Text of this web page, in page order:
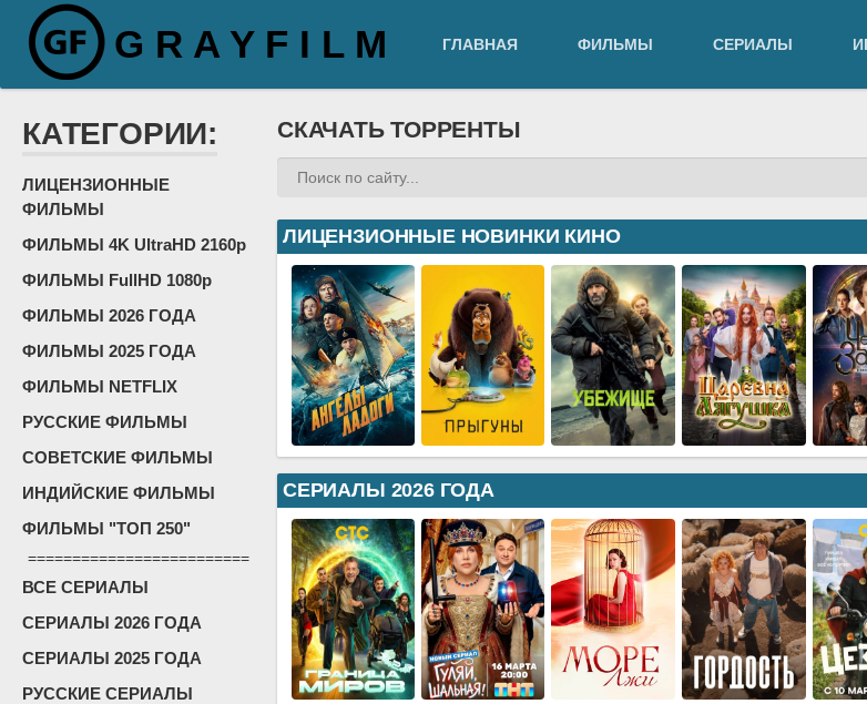
G R A Y F I L M ГЛАВНАЯ ФИЛЬМЫ СЕРИАЛЫ
КАТЕГОРИИ:
ЛИЦЕНЗИОННЫЕ
ФИЛЬМЫ
ФИЛЬМЫ 4K UltraHD 2160p
ФИЛЬМЫ FullHD 1080p
ФИЛЬМЫ 2026 ГОДА
ФИЛЬМЫ 2025 ГОДА
ФИЛЬМЫ NETFLIX
РУССКИЕ ФИЛЬМЫ
СОВЕТСКИЕ ФИЛЬМЫ
ИНДИЙСКИЕ ФИЛЬМЫ
ФИЛЬМЫ "ТОП 250"
=========================
ВСЕ СЕРИАЛЫ
СЕРИАЛЫ 2026 ГОДА
СЕРИАЛЫ 2025 ГОДА
РУССКИЕ СЕРИАЛЫ
СКАЧАТЬ ТОРРЕНТЫ
ЛИЦЕНЗИОННЫЕ НОВИНКИ КИНО
СЕРИАЛЫ 2026 ГОДА